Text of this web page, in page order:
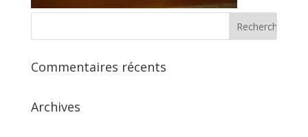
Commentaires récents
Archives